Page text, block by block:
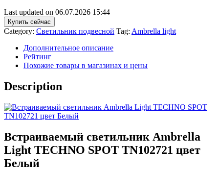
Last updated on 06.07.2026 15:44
Купить сейчас
Category: Светильник подвесной Tag: Ambrella light
Дополнительное описание
Рейтинг
Похожие товары в магазинах и цены
Description
Встраиваемый светильник Ambrella
Light TECHNO SPOT TN102721 цвет
Белый